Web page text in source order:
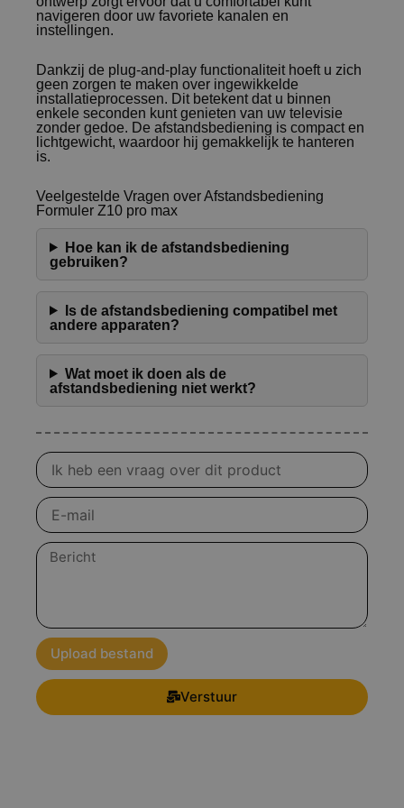
navigeren door uw favoriete kanalen en
instellingen.
Dankzij de plug-and-play functionaliteit hoeft u zich
geen zorgen te maken over ingewikkelde
installatieprocessen. Dit betekent dat u binnen
enkele seconden kunt genieten van uw televisie
zonder gedoe. De afstandsbediening is compact en
lichtgewicht, waardoor hij gemakkelijk te hanteren
is.
Veelgestelde Vragen over Afstandsbediening
Formuler Z10 pro max
Hoe kan ik de afstandsbediening
gebruiken?
Is de afstandsbediening compatibel met
andere apparaten?
Wat moet ik doen als de
afstandsbediening niet werkt?
Vraag
over
product
E-
mail
Bericht
Upload bestand
Verstuur